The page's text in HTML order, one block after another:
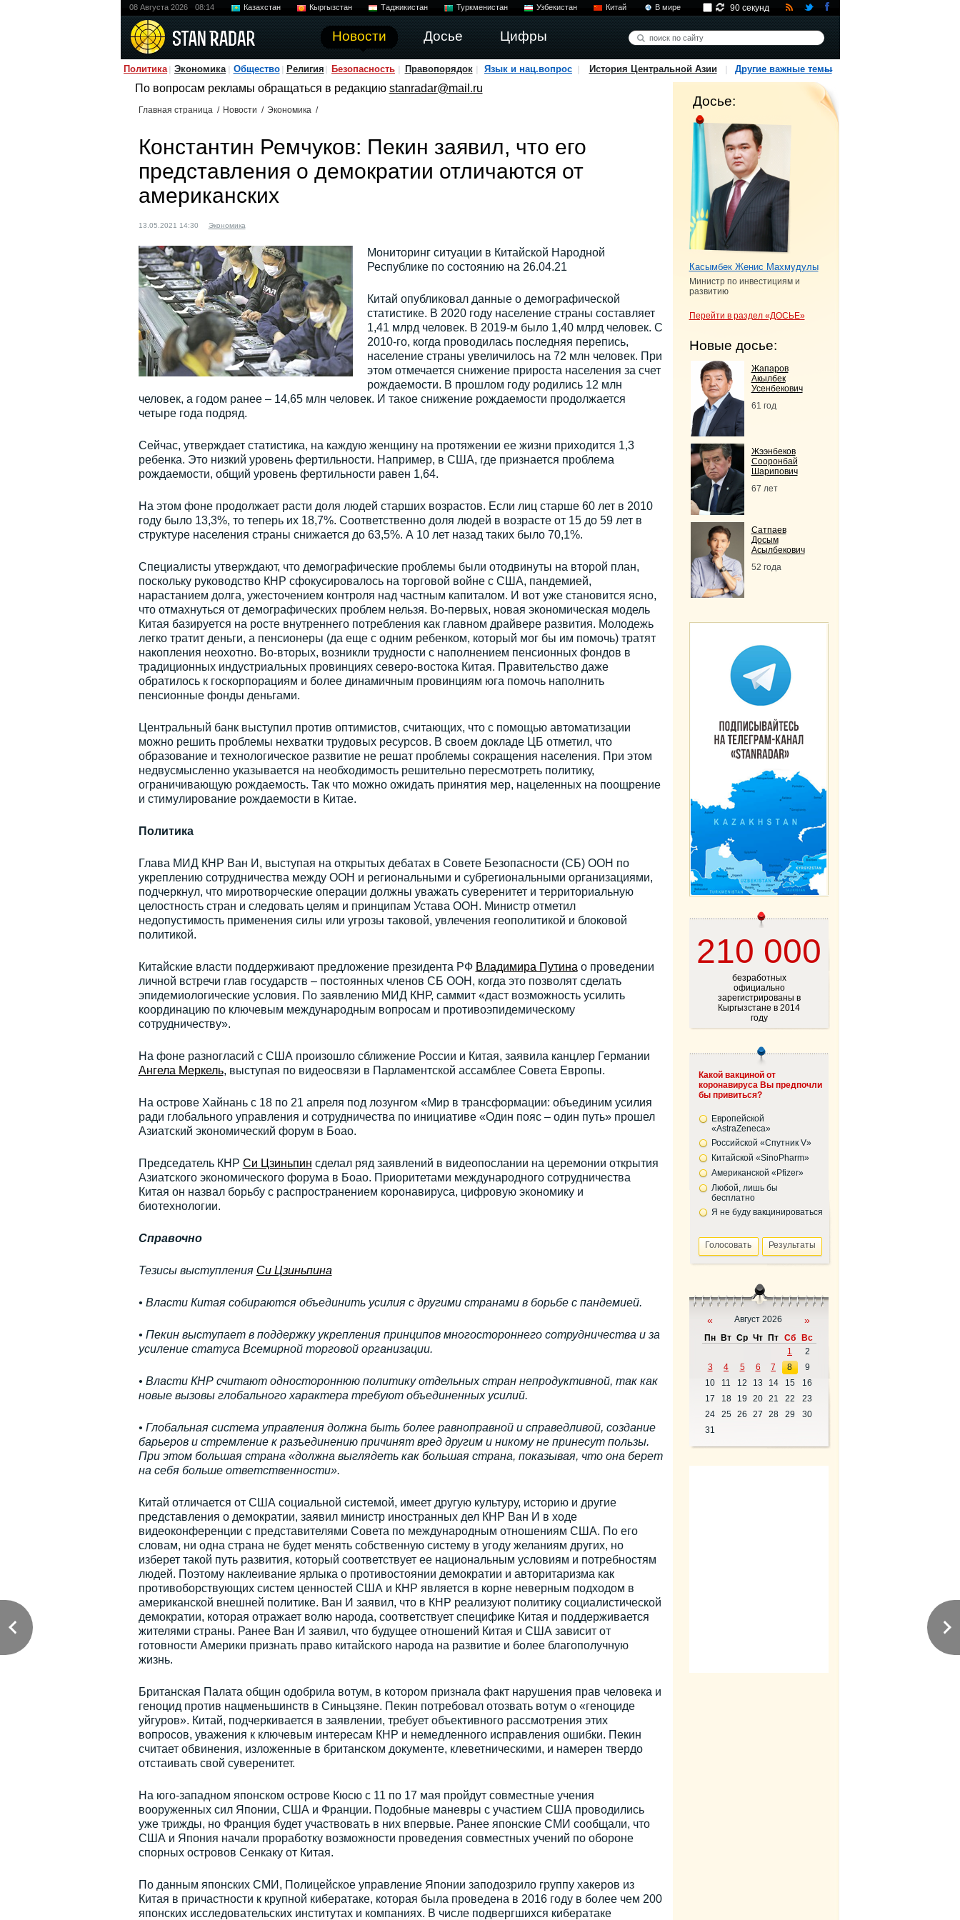
08 Августа 2026 08:14 Казахстан Кыргызстан Таджикистан Туркменистан Узбекистан Китай В мире
Новости Досье Цифры
90 секунд
Политика Экономика Общество Религия Безопасность Правопорядок Язык и нац.вопрос История Центральной Азии Другие важные темы
По вопросам рекламы обращаться в редакцию stanradar@mail.ru
Главная страница / Новости / Экономика /
Константин Ремчуков: Пекин заявил, что его
представления о демократии отличаются от
американских
13.05.2021 14:30 Экономика
Мониторинг ситуации в Китайской Народной
Республике по состоянию на 26.04.21
Китай опубликовал данные о демографической
статистике. В 2020 году население страны составляет
1,41 млрд человек. В 2019-м было 1,40 млрд человек. С
2010-го, когда проводилась последняя перепись,
население страны увеличилось на 72 млн человек. При
этом отмечается снижение прироста населения за счет
рождаемости. В прошлом году родились 12 млн
человек, а годом ранее – 14,65 млн человек. И такое снижение рождаемости продолжается
четыре года подряд.
Сейчас, утверждает статистика, на каждую женщину на протяжении ее жизни приходится 1,3
ребенка. Это низкий уровень фертильности. Например, в США, где признается проблема
рождаемости, общий уровень фертильности равен 1,64.
На этом фоне продолжает расти доля людей старших возрастов. Если лиц старше 60 лет в 2010
году было 13,3%, то теперь их 18,7%. Соответственно доля людей в возрасте от 15 до 59 лет в
структуре населения страны снижается до 63,5%. А 10 лет назад таких было 70,1%.
Специалисты утверждают, что демографические проблемы были отодвинуты на второй план,
поскольку руководство КНР сфокусировалось на торговой войне с США, пандемией,
нарастанием долга, ужесточением контроля над частным капиталом. И вот уже становится ясно,
что отмахнуться от демографических проблем нельзя. Во-первых, новая экономическая модель
Китая базируется на росте внутреннего потребления как главном драйвере развития. Молодежь
легко тратит деньги, а пенсионеры (да еще с одним ребенком, который мог бы им помочь) тратят
накопления неохотно. Во-вторых, возникли трудности с наполнением пенсионных фондов в
традиционных индустриальных провинциях северо-востока Китая. Правительство даже
обратилось к госкорпорациям и более динамичным провинциям юга помочь наполнить
пенсионные фонды деньгами.
Центральный банк выступил против оптимистов, считающих, что с помощью автоматизации
можно решить проблемы нехватки трудовых ресурсов. В своем докладе ЦБ отметил, что
образование и технологическое развитие не решат проблемы сокращения населения. При этом
недвусмысленно указывается на необходимость решительно пересмотреть политику,
ограничивающую рождаемость. Так что можно ожидать принятия мер, нацеленных на поощрение
и стимулирование рождаемости в Китае.
Политика
Глава МИД КНР Ван И, выступая на открытых дебатах в Совете Безопасности (СБ) ООН по
укреплению сотрудничества между ООН и региональными и субрегиональными организациями,
подчеркнул, что миротворческие операции должны уважать суверенитет и территориальную
целостность стран и следовать целям и принципам Устава ООН. Министр отметил
недопустимость применения силы или угрозы таковой, увлечения геополитикой и блоковой
политикой.
Китайские власти поддерживают предложение президента РФ Владимира Путина о проведении
личной встречи глав государств – постоянных членов СБ ООН, когда это позволят сделать
эпидемиологические условия. По заявлению МИД КНР, саммит «даст возможность усилить
координацию по ключевым международным вопросам и противоэпидемическому
сотрудничеству».
На фоне разногласий с США произошло сближение России и Китая, заявила канцлер Германии
Ангела Меркель, выступая по видеосвязи в Парламентской ассамблее Совета Европы.
На острове Хайнань с 18 по 21 апреля под лозунгом «Мир в трансформации: объединим усилия
ради глобального управления и сотрудничества по инициативе «Один пояс – один путь» прошел
Азиатский экономический форум в Боао.
Председатель КНР Си Цзиньпин сделал ряд заявлений в видеопослании на церемонии открытия
Азиатского экономического форума в Боао. Приоритетами международного сотрудничества
Китая он назвал борьбу с распространением коронавируса, цифровую экономику и
биотехнологии.
Справочно
Тезисы выступления Си Цзиньпина
• Власти Китая собираются объединить усилия с другими странами в борьбе с пандемией.
• Пекин выступает в поддержку укрепления принципов многостороннего сотрудничества и за
усиление статуса Всемирной торговой организации.
• Власти КНР считают одностороннюю политику отдельных стран непродуктивной, так как
новые вызовы глобального характера требуют объединенных усилий.
• Глобальная система управления должна быть более равноправной и справедливой, создание
барьеров и стремление к разъединению причинят вред другим и никому не принесут пользы.
При этом большая страна «должна выглядеть как большая страна, показывая, что она берет
на себя больше ответственности».
Китай отличается от США социальной системой, имеет другую культуру, историю и другие
представления о демократии, заявил министр иностранных дел КНР Ван И в ходе
видеоконференции с представителями Совета по международным отношениям США. По его
словам, ни одна страна не будет менять собственную систему в угоду желаниям других, но
изберет такой путь развития, который соответствует ее национальным условиям и потребностям
людей. Поэтому наклеивание ярлыка о противостоянии демократии и авторитаризма как
противоборствующих систем ценностей США и КНР является в корне неверным подходом в
американской внешней политике. Ван И заявил, что в КНР реализуют политику социалистической
демократии, которая отражает волю народа, соответствует специфике Китая и поддерживается
жителями страны. Ранее Ван И заявил, что будущее отношений Китая и США зависит от
готовности Америки признать право китайского народа на развитие и более благополучную
жизнь.
Британская Палата общин одобрила вотум, в котором признала факт нарушения прав человека и
геноцид против нацменьшинств в Синьцзяне. Пекин потребовал отозвать вотум о «геноциде
уйгуров». Китай, подчеркивается в заявлении, требует объективного рассмотрения этих
вопросов, уважения к ключевым интересам КНР и немедленного исправления ошибки. Пекин
считает обвинения, изложенные в британском документе, клеветническими, и намерен твердо
отстаивать свой суверенитет.
На юго-западном японском острове Кюсю с 11 по 17 мая пройдут совместные учения
вооруженных сил Японии, США и Франции. Подобные маневры с участием США проводились
уже трижды, но Франция будет участвовать в них впервые. Ранее японские СМИ сообщали, что
США и Япония начали проработку возможности проведения совместных учений по обороне
спорных островов Сенкаку от Китая.
По данным японских СМИ, Полицейское управление Японии заподозрило группу хакеров из
Китая в причастности к крупной кибератаке, которая была проведена в 2016 году в более чем 200
японских исследовательских институтах и компаниях. В числе подвергшихся кибератаке
Досье:
Касымбек Женис Махмудулы
Министр по инвестициям и
развитию
Перейти в раздел «ДОСЬЕ»
Новые досье:
Жапаров
Акылбек
Усенбекович
61 год
Жээнбеков
Сооронбай
Шарипович
67 лет
Сатпаев
Досым
Асылбекович
52 года
210 000
безработных
официально
зарегистрированы в
Кыргызстане в 2014
году
Какой вакциной от
коронавируса Вы предпочли
бы привиться?
Европейской
«AstraZeneca»
Российской «Спутник V»
Китайской «SinoPharm»
Американской «Pfizer»
Любой, лишь бы
бесплатно
Я не буду вакцинироваться
« Август 2026 »
Пн Вт Ср Чт Пт Сб
Вс
1
2
3
4 5 6 7 8
9
10
11 12 13 14 15
16
17
18 19 20 21 22
23
24
25 26 27 28 29
30
31